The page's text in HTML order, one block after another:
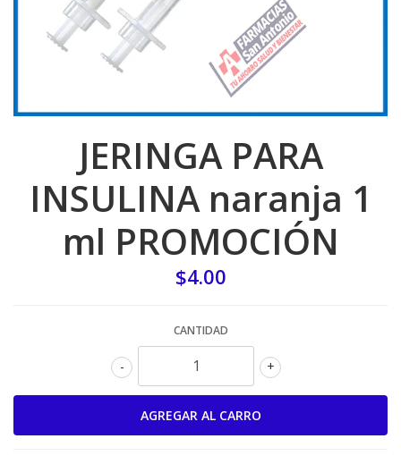
JERINGA PARA
INSULINA naranja 1
ml PROMOCIÓN
$4.00
CANTIDAD
+
-